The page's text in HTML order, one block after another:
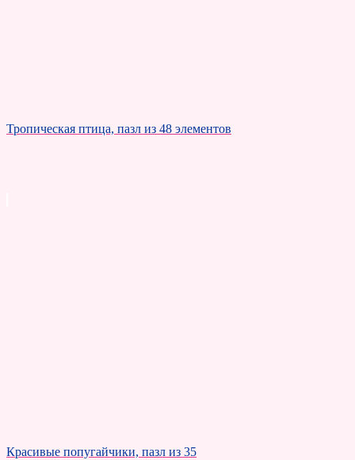
Тропическая птица, пазл из 48 элементов
Красивые попугайчики, пазл из 35